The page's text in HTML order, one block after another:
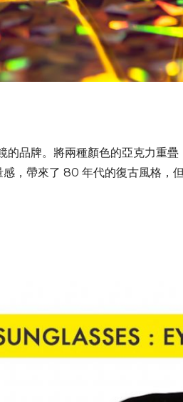
品牌。將兩種顏色的亞克力重
，帶來了 80 年代的復古風格，但